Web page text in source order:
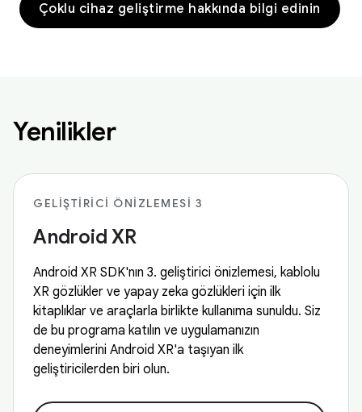
Çoklu cihaz geliştirme hakkında bilgi edinin
Yenilikler
GELIŞTIRICI ÖNIZLEMESI 3
Android XR
Android XR SDK'nın 3. geliştirici önizlemesi, kablolu
XR gözlükler ve yapay zeka gözlükleri için ilk
kitaplıklar ve araçlarla birlikte kullanıma sunuldu. Siz
de bu programa katılın ve uygulamanızın
deneyimlerini Android XR'a taşıyan ilk
geliştiricilerden biri olun.